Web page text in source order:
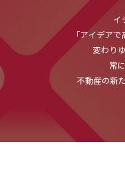
イ
「アイデア
変わり
常
不動産の新